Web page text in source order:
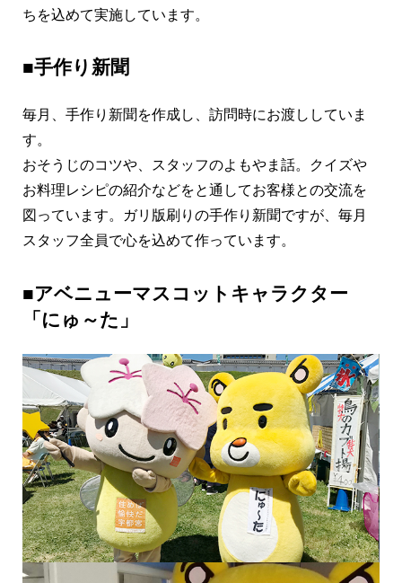
ちを込めて実施しています。
■手作り新聞
毎月、手作り新聞を作成し、訪問時にお渡ししていま
す。
おそうじのコツや、スタッフのよもやま話。クイズや
お料理レシピの紹介などをと通してお客様との交流を
図っています。ガリ版刷りの手作り新聞ですが、毎月
スタッフ全員で心を込めて作っています。
■アベニューマスコットキャラクター
「にゅ～た」